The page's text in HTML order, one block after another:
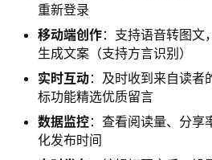
重新登录
移动端创作：支持语音转图文
生成文案（支持方言识别）
实时互动：及时收到来自读者
标功能精选优质留言
数据监控：查看阅读量、分
化发布时间